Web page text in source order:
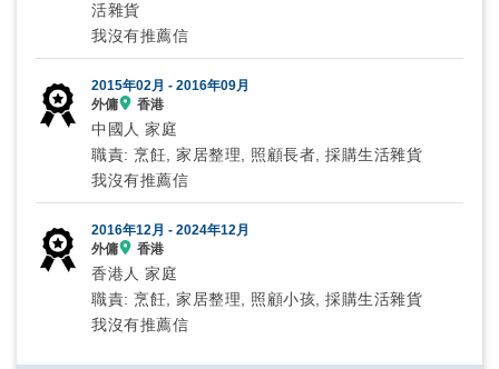
活雜貨
我沒有推薦信
2015年02月 -2016年09月
外傭
香港
中國人 家庭
職責: 烹飪, 家居整理, 照顧長者, 採購生活雜貨
我沒有推薦信
2016年12月 -2024年12月
外傭
香港
香港人 家庭
職責: 烹飪, 家居整理, 照顧小孩, 採購生活雜貨
我沒有推薦信